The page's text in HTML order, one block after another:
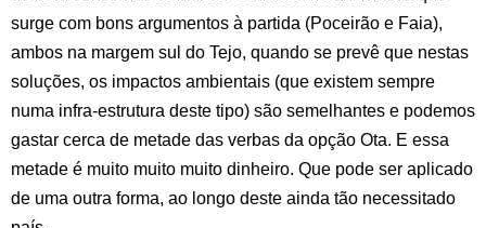
surge com bons argumentos à partida (Poceirão e Faia),
ambos na margem sul do Tejo, quando se prevê que nestas
soluções, os impactos ambientais (que existem sempre
numa infra-estrutura deste tipo) são semelhantes e podemos
gastar cerca de metade das verbas da opção Ota. E essa
metade é muito muito muito dinheiro. Que pode ser aplicado
de uma outra forma, ao longo deste ainda tão necessitado